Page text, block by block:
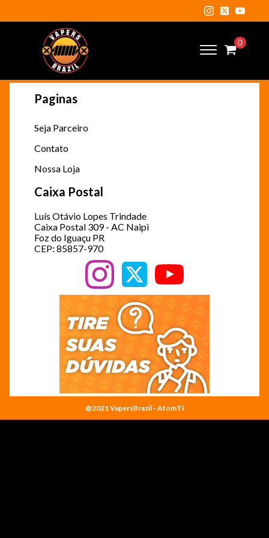
Paginas
Seja Parceiro
Contato
Nossa Loja
Caixa Postal
Luís Otávio Lopes Trindade
Caixa Postal 309 - AC Naipi
Foz do Iguaçu PR
CEP: 85857-970
@2021 VapersBrazil - AtomTi